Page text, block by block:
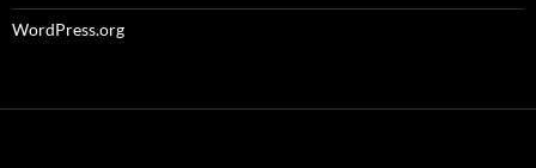
WordPress.org